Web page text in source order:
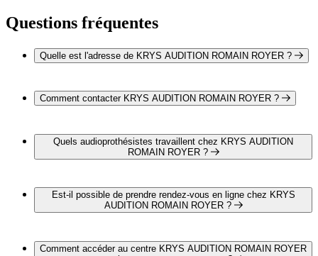
Questions fréquentes
Quelle est l'adresse de KRYS AUDITION ROMAIN ROYER ?
avenue du Général de Gaulle, 10410 Saint Parres Aux Tertres
Comment contacter KRYS AUDITION ROMAIN ROYER ?
ROYER par téléphone au 03 25 78 41 42
Quels audioprothésistes travaillent chez KRYS AUDITION
ROMAIN ROYER ?
ROMAIN ROYER
Est-il possible de prendre rendez-vous en ligne chez KRYS
AUDITION ROMAIN ROYER ?
KRYS AUDITION ROMAIN ROYER pour un bilan auditif
Comment accéder au centre KRYS AUDITION ROMAIN ROYER